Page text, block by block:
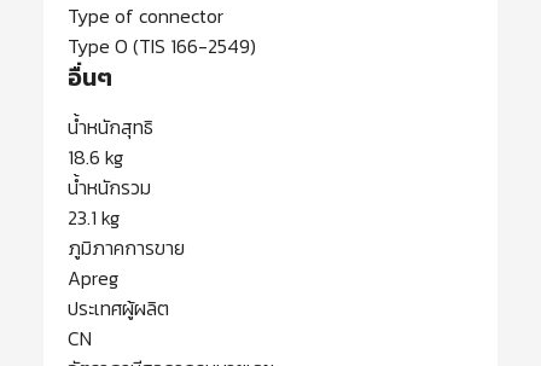
Type of connector
Type O (TIS 166-2549)
อื่นๆ
น้ำหนักสุทธิ
18.6 kg
น้ำหนักรวม
23.1 kg
ภูมิภาคการขาย
Apreg
ประเทศผู้ผลิต
CN